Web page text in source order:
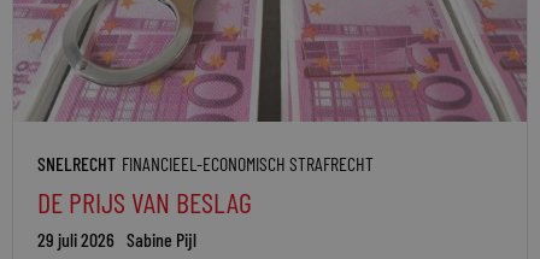
SNELRECHT FINANCIEEL-ECONOMISCH STRAFRECHT
DE PRIJS VAN BESLAG
29 juli 2026 Sabine Pijl